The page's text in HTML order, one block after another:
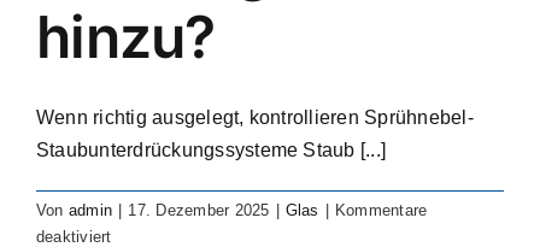
hinzu?
Wenn richtig ausgelegt, kontrollieren Sprühnebel-
Staubunterdrückungssysteme Staub [...]
Von admin 17. Dezember 2025 Glas
Kommentare
deaktiviertfür